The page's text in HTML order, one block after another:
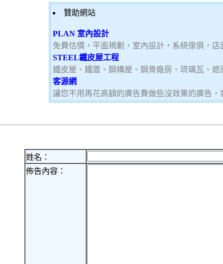
贊助網站
PLAN 室內設計
免費估價，平面規劃，室內設計，系統傢俱，
STEEL鐵皮屋工程
鐵皮屋、鐵厝、鋼構屋、鋼骨廠房、琉璃瓦、
客源網
讓您不用再花高額的廣告費做些沒效果的廣告
姓名：
佈告內容：